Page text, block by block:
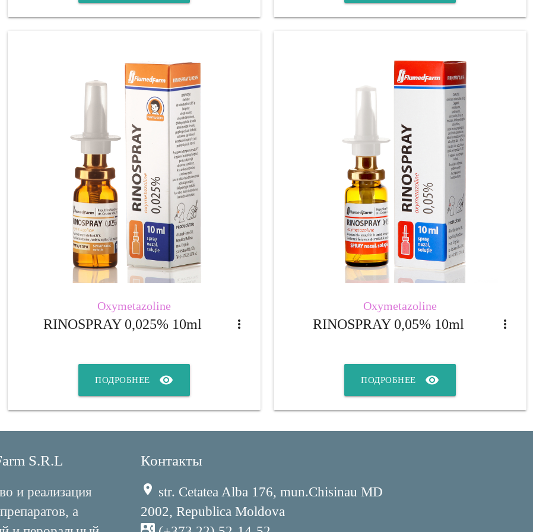
Oxymetazoline
RINOSPRAY 0,025% 10ml more_vert
visibility
ПОДРОБНЕЕ
Oxymetazoline
RINOSPRAY 0,05% 10ml more_vert
visibility
ПОДРОБНЕЕ
S.R.L
и реализация
а
Контакты
place str. Cetatea Alba 176, mun.Chisinau MD
2002, Republica Moldova
contact_phone